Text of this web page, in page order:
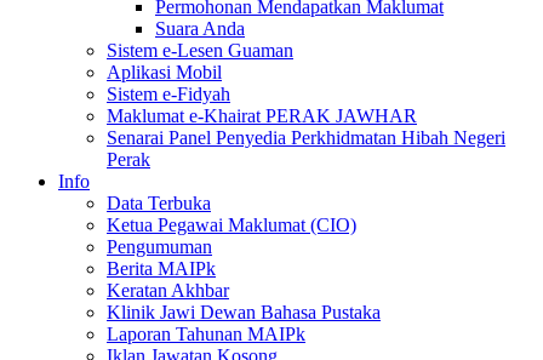
Permohonan Mendapatkan Maklumat
Suara Anda
Sistem e-Lesen Guaman
Aplikasi Mobil
Sistem e-Fidyah
Maklumat e-Khairat PERAK JAWHAR
Senarai Panel Penyedia Perkhidmatan Hibah Negeri
Perak
Info
Data Terbuka
Ketua Pegawai Maklumat (CIO)
Pengumuman
Berita MAIPk
Keratan Akhbar
Klinik Jawi Dewan Bahasa Pustaka
Laporan Tahunan MAIPk